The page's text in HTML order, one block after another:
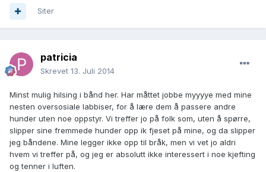
Siter
patricia
Skrevet 13. Juli 2014
Minst mulig hilsing i bånd her. Har måttet jobbe myyyye med mine
nesten oversosiale labbiser, for å lære dem å passere andre
hunder uten noe oppstyr. Vi treffer jo på folk som, uten å spørre,
slipper sine fremmede hunder opp ik fjeset på mine, og da slipper
jeg båndene. Mine legger ikke opp til bråk, men vi vet jo aldri
hvem vi treffer på, og jeg er absolutt ikke interessert i noe kjefting
og tenner i luften.